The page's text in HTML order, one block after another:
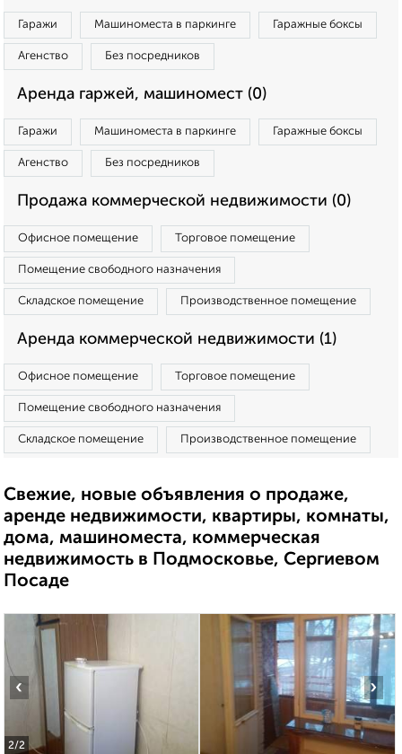
Гаражи Машиноместа в паркинге Гаражные боксы
Агенство Без посредников
Аренда гаржей, машиномест (0)
Гаражи Машиноместа в паркинге Гаражные боксы
Агенство Без посредников
Продажа коммерческой недвижимости (0)
Офисное помещение Торговое помещение
Помещение свободного назначения
Складское помещение Производственное помещение
Аренда коммерческой недвижимости (1)
Офисное помещение Торговое помещение
Помещение свободного назначения
Складское помещение Производственное помещение
Свежие, новые объявления о продаже,
аренде недвижимости, квартиры, комнаты,
дома, машиноместа, коммерческая
недвижимость в Подмосковье, Сергиевом
Посаде
2/2
‹ ›